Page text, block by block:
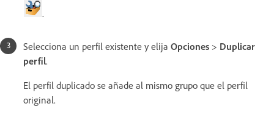
.
Selecciona un perfil existente y elija Opciones > Duplicar
perfil.
El perfil duplicado se añade al mismo grupo que el perfil
original.